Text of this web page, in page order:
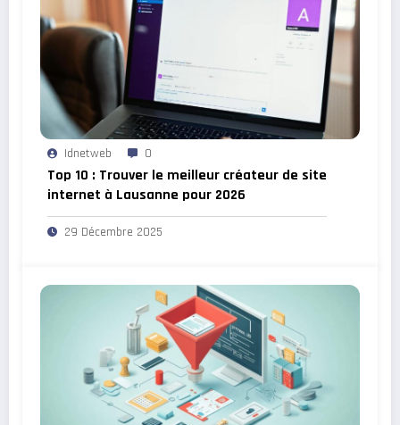
Idnetweb 0
Top 10 : Trouver le meilleur créateur de site
internet à Lausanne pour 2026
29 Décembre 2025